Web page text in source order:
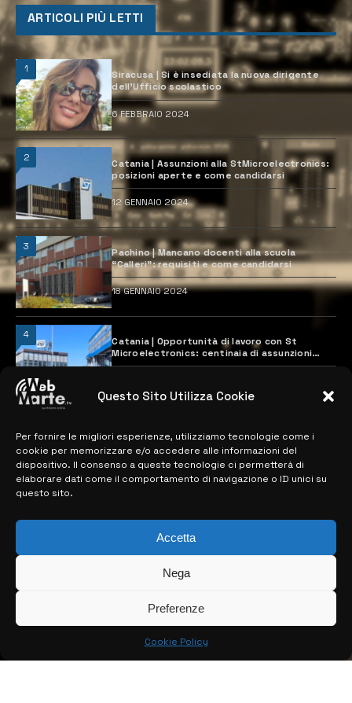
Questo Sito Utilizza Cookie
Per fornire le migliori esperienze, utilizziamo tecnologie come i
cookie per memorizzare e/o accedere alle informazioni del
dispositivo. Il consenso a queste tecnologie ci permetterà di
elaborare dati come il comportamento di navigazione o ID unici su
questo sito.
Accetta
Nega
Preferenze
Cookie Policy
ARTICOLI PIÙ LETTI
1
Siracusa | Si è insediata la nuova dirigente
dell’Ufficio scolastico
6 FEBBRAIO 2024
2
Catania | Assunzioni alla StMicroelectronics:
posizioni aperte e come candidarsi
12 GENNAIO 2024
3
Pachino | Mancano docenti alla scuola
“Calleri”: requisiti e come candidarsi
18 GENNAIO 2024
4
Catania | Opportunità di lavoro con St
Microelectronics: centinaia di assunzioni
previste
MAPPA DEL SITO
> NOTIZIE